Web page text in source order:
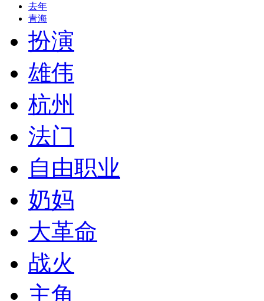
去年
青海
扮演
雄伟
杭州
法门
自由职业
奶妈
大革命
战火
主角